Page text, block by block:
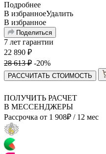
Подробнее
В избранноеУдалить
В избранное
Поделиться
7 лет гарантии
22 890 ₽
28 613₽ -20%
РАССЧИТАТЬ СТОИМОСТЬ
ПОЛУЧИТЬ РАСЧЕТ
В МЕССЕНДЖЕРЫ
Рассрочка от 1 908₽ / 12 мес